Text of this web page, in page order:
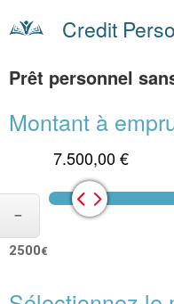
Credit
Prêt personnel
Montant à
2500€
7.500,00 €